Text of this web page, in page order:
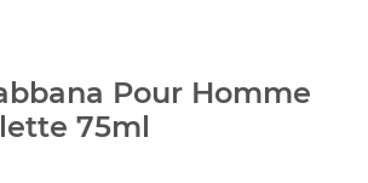
Pour Homme
75ml